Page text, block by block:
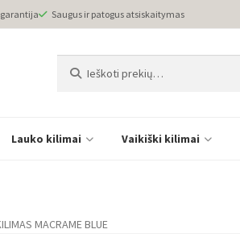
Saugus ir patogus atsiskaitymas
Lauko kilimai Vaikiški kilimai
MACRAME BLUE